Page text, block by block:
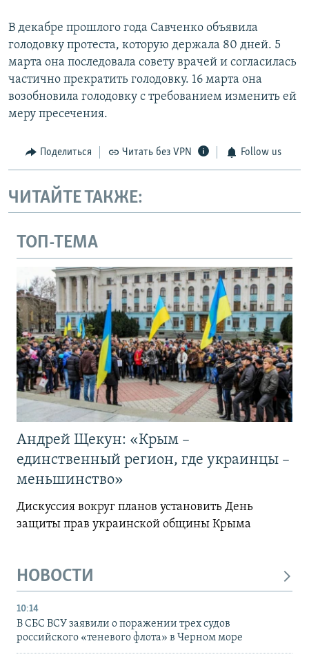
В декабре прошлого года Савченко объявила
голодовку протеста, которую держала 80 дней. 5
марта она последовала совету врачей и согласилась
частично прекратить голодовку. 16 марта она
возобновила голодовку с требованием изменить ей
меру пресечения.
Поделиться Читать без VPN Follow us
ЧИТАЙТЕ ТАКЖЕ:
ТОП-ТЕМА
Андрей Щекун: «Крым –
единственный регион, где украинцы –
меньшинство»
Дискуссия вокруг планов установить День
защиты прав украинской общины Крыма
НОВОСТИ
10:14
В СБС ВСУ заявили о поражении трех судов
российского «теневого флота» в Черном море